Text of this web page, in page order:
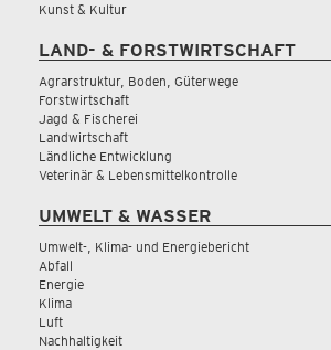
Kunst & Kultur
LAND- & FORSTWIRTSCHAFT
Agrarstruktur, Boden, Güterwege
Forstwirtschaft
Jagd & Fischerei
Landwirtschaft
Ländliche Entwicklung
Veterinär & Lebensmittelkontrolle
UMWELT & WASSER
Umwelt-, Klima- und Energiebericht
Abfall
Energie
Klima
Luft
Nachhaltigkeit